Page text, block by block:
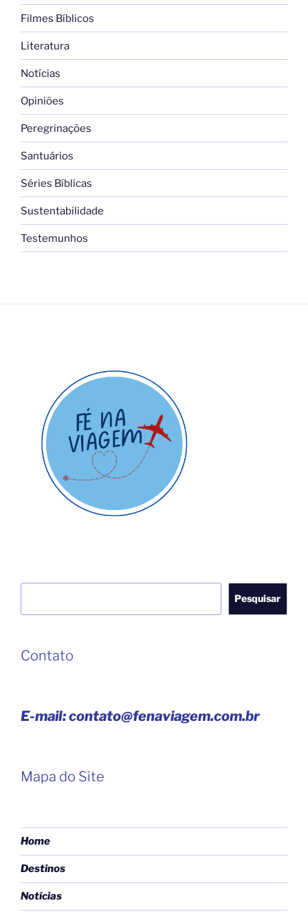
Filmes Bíblicos
Literatura
Notícias
Opiniões
Peregrinações
Santuários
Séries Bíblicas
Sustentabilidade
Testemunhos
Pesquisar
Contato
E-mail: contato@fenaviagem.com.br
Mapa do Site
Home
Destinos
Notícias